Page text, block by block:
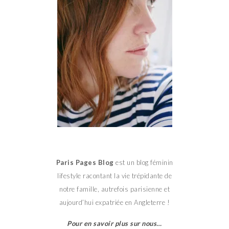
Paris Pages Blog est un blog féminin
lifestyle racontant la vie trépidante de
notre famille, autrefois parisienne et
aujourd’hui expatriée en Angleterre !
Pour en savoir plus sur nous…